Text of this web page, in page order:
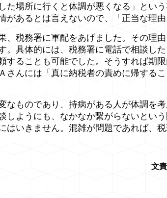
た場所に行くと体調が悪くなる」とい
あるとは言えないので、「正当な理
税務署に軍配をあげました。その理
。具体的には、税務署に電話で相談し
することも可能でした。そうすれば期
さんには「真に納税者の責めに帰する
ものであり、持病がある人が体調を
しようにも、なかなか繋がらないとい
はいきません。混雑が問題であれば、
文